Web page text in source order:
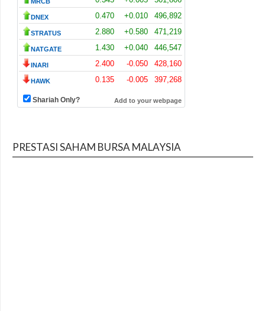
PRESTASI SAHAM BURSA MALAYSIA